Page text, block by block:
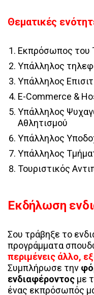
Θεματικές
Εκπρόσωπος του
Υπάλληλος
Υπάλληλος
E-Commerce &
Υπάλληλος
Αθλητισμού
Υπάλληλος
Υπάλληλος
Τουριστικός
Εκδήλωση
Σου τράβηξε το
προγράμματα
περιμένεις άλλο,
Συμπλήρωσε την
ενδιαφέροντος με
ένας εκπρόσωπός